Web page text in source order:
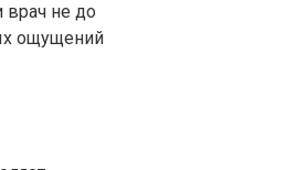
врач не до
ощущений